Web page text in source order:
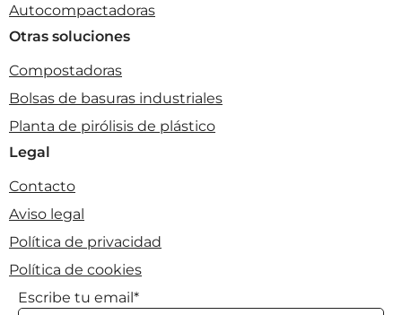
Autocompactadoras
Otras soluciones
Compostadoras
Bolsas de basuras industriales
Planta de pirólisis de plástico
Legal
Contacto
Aviso legal
Política de privacidad
Política de cookies
Escribe tu email*